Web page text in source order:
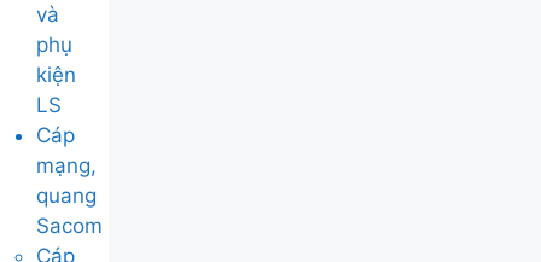
và
phụ
kiện
LS
Cáp
mạng,
quang
Sacom
Cáp